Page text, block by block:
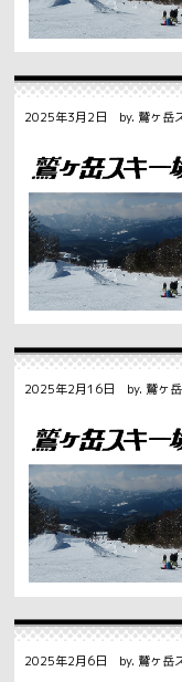
2025年3月2日 by. 鷲ヶ岳
2025年2月16日 by. 鷲ヶ
2025年2月6日 by. 鷲ヶ岳